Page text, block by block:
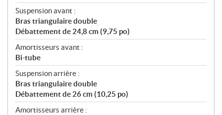
Suspension avant :
Bras triangulaire double
Débattement de 24,8 cm (9,75 po)
Amortisseurs avant :
Bi-tube
Suspension arrière :
Bras triangulaire double
Débattement de 26 cm (10,25 po)
Amortisseurs arrière :